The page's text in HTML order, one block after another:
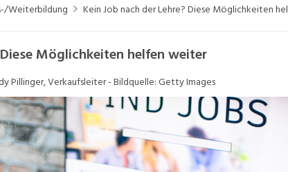
Job-Storys
Videos
Weiterbildung Kein Job nach der Lehre? Diese Möglichkeiten
Möglichkeiten helfen weiter
Pillinger, Verkaufsleiter - Bildquelle: Getty Images